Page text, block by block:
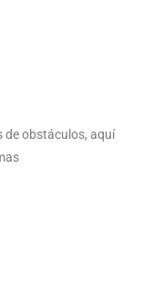
de obstáculos, aquí